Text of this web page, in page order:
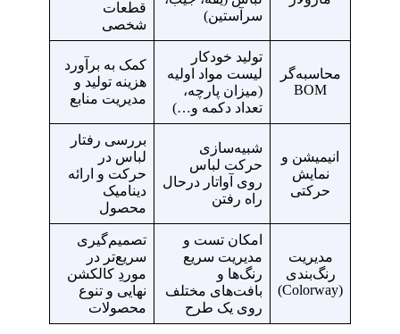
سرآستین)
قطعات
شخصی
محاسبه‌گر
BOM
تولید خودکار
لیست مواد اولیه
(میزان پارچه،
تعداد دکمه و…)
کمک به برآورد
هزینه تولید و
مدیریت منابع
انیمیشن و
نمایش
حرکتی
شبیه‌سازی
حرکت لباس
روی آواتار درحال
راه رفتن
بررسی رفتار
لباس در
حرکت و ارائه
دینامیک
محصول
مدیریت
رنگ‌بندی
(Colorway)
امکان تست و
مدیریت سریع
رنگ‌ها و
بافت‌های مختلف
روی یک طرح
تصمیم‌گیری
سریع‌تر در
موردِ کالکشن
نهایی و تنوع
محصولات